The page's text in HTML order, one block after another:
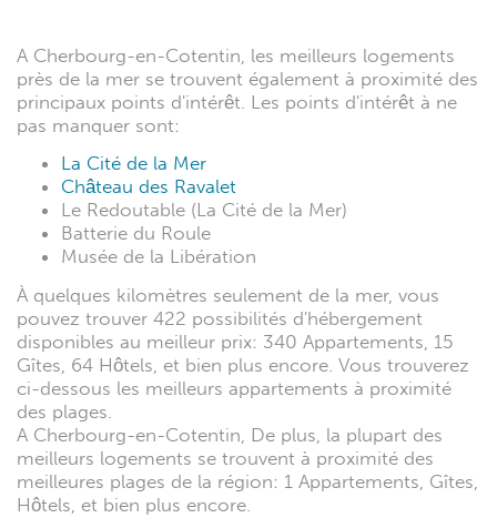
A Cherbourg-en-Cotentin, les meilleurs logements
près de la mer se trouvent également à proximité des
principaux points d'intérêt. Les points d'intérêt à ne
pas manquer sont:
La Cité de la Mer
Château des Ravalet
Le Redoutable (La Cité de la Mer)
Batterie du Roule
Musée de la Libération
À quelques kilomètres seulement de la mer, vous
pouvez trouver 422 possibilités d'hébergement
disponibles au meilleur prix: 340 Appartements, 15
Gîtes, 64 Hôtels, et bien plus encore. Vous trouverez
ci-dessous les meilleurs appartements à proximité
des plages.
A Cherbourg-en-Cotentin, De plus, la plupart des
meilleurs logements se trouvent à proximité des
meilleures plages de la région: 1 Appartements, Gîtes,
Hôtels, et bien plus encore.